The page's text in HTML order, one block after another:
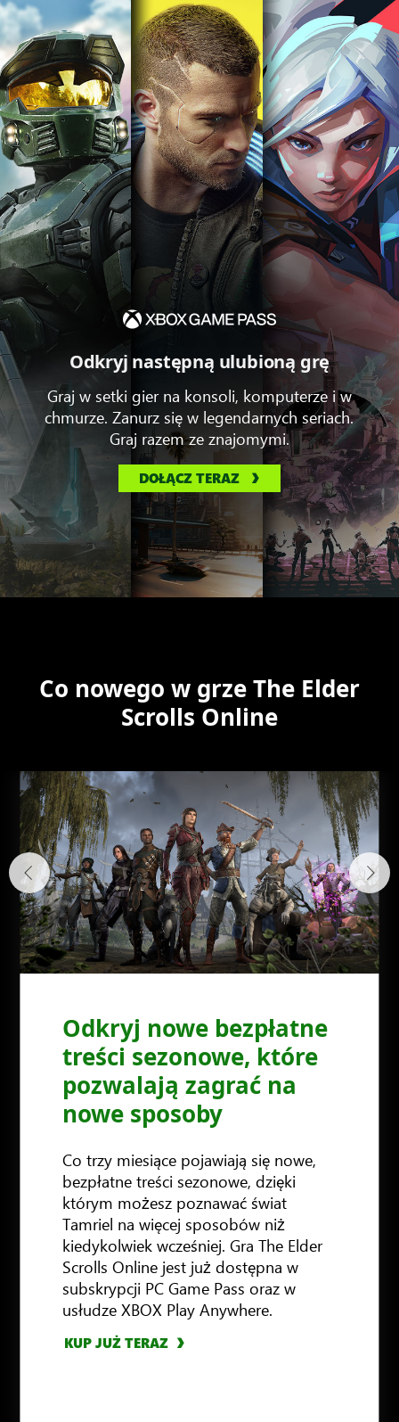
Odkryj następną ulubioną grę
Graj w setki gier na konsoli, komputerze i w
chmurze. Zanurz się w legendarnych seriach.
Graj razem ze znajomymi.
DOŁĄCZ TERAZ
Co nowego w grze The Elder
Scrolls Online
Odkryj nowe bezpłatne
treści sezonowe, które
pozwalają zagrać na
nowe sposoby
Co trzy miesiące pojawiają się nowe,
bezpłatne treści sezonowe, dzięki
którym możesz poznawać świat
Tamriel na więcej sposobów niż
kiedykolwiek wcześniej. Gra The Elder
Scrolls Online jest już dostępna w
subskrypcji PC Game Pass oraz w
usłudze XBOX Play Anywhere.
KUP JUŻ TERAZ
KUP JUŻ TERAZ
ZOBACZ SZCZEGÓŁY
ZOBACZ SZCZEGÓŁY
KUP JUŻ TERAZ
KUP JUŻ TERAZ
KUP JUŻ TERAZ